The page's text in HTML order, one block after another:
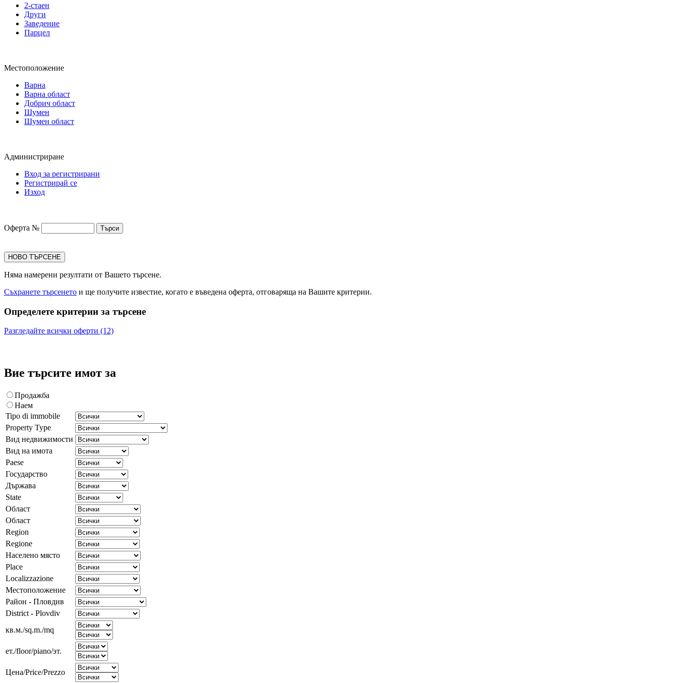
2-стаен
Други
Заведение
Парцел
Местоположение
Варна
Варна област
Добрич област
Шумен
Шумен област
Администриране
Вход за регистрирани
Регистрирай се
Изход
Оферта №
НОВО ТЪРСЕНЕ
Няма намерени резултати от Вашето търсене.
Съхранете търсенето и ще получите известие, когато е въведена оферта, отговаряща на Вашите критерии.
Определете критерии за търсене
Разгледайте всички оферти (12)
Вие търсите имот за
Продажба
Наем
Tipo di immobile
Property Type
Вид недвижимости
Вид на имота
Paese
Государство
Държава
State
Област
Област
Region
Regione
Населено място
Place
Localizzazione
Местоположение
Район - Пловдив
District - Plovdiv
кв.м./sq.m./mq
ет./floor/piano/эт.
Цена/Price/Prezzo